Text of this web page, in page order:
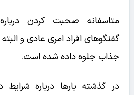
متاسفانه صحبت کردن
گفتگوهای افراد امری عادی و
جذاب جلوه داده شده است.
در گذشته بارها درباره